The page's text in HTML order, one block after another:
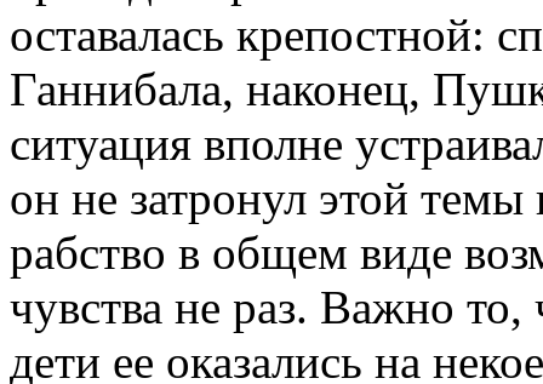
оставалась крепостной:
Ганнибала, наконец,
ситуация вполне
он не затронул этой
рабство в общем виде
чувства не раз. Важно
дети ее оказались на